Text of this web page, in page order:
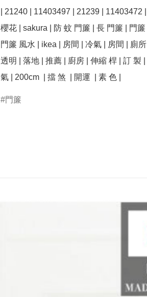
| 21240 | 11403497 | 21239 | 11403472
櫻花 | sakura | 防 蚊 門簾 | 長 門簾 | 門簾
門簾 風水 | ikea | 房間 | 冷氣 | 房間 | 廁所
透明 | 落地 | 推薦 | 廚房 | 伸縮 桿 | 訂 製
氣 | 200cm  | 擋 煞  | 開運  | 素 色 |
門簾